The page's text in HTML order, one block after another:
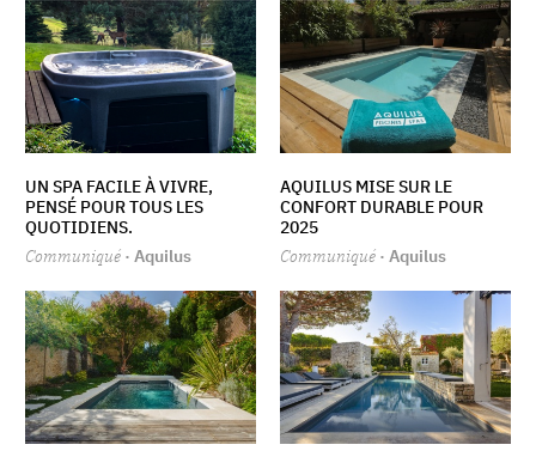
UN SPA FACILE À VIVRE,
PENSÉ POUR TOUS LES
QUOTIDIENS.
Communiqué · Aquilus
AQUILUS MISE SUR LE
CONFORT DURABLE POUR
2025
Communiqué · Aquilus